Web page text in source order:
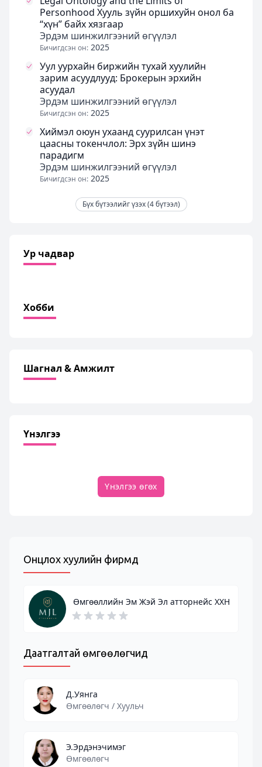
Personhood Хууль зүйн оршихуйн онол ба
“хүн” байх хязгаар
Эрдэм шинжилгээний өгүүлэл
Бичигдсэн он: 2025
Уул уурхайн биржийн тухай хуулийн
зарим асуудлууд: Брокерын эрхийн
асуудал
Эрдэм шинжилгээний өгүүлэл
Бичигдсэн он: 2025
Хиймэл оюун ухаанд суурилсан үнэт
цаасны токенчлол: Эрх зүйн шинэ
парадигм
Эрдэм шинжилгээний өгүүлэл
Бичигдсэн он: 2025
Бүх бүтээлийг үзэх (4 бүтээл)
Ур чадвар
Хобби
Шагнал & Амжилт
Үнэлгээ
Үнэлгээ өгөх
Онцлох хуулийн фирмүүд
Өмгөөллийн Эм Жэй Эл атторнейс ХХН
Даатгалтай өмгөөлөгчид
Д.Уянга
Өмгөөлөгч / Хуульч
Э.Эрдэнэчимэг
Өмгөөлөгч